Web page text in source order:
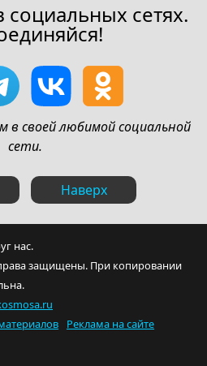
сетях.
в своей любимой социальной
сети.
Наверх
нас.
защищены. При копировании
Реклама на сайте